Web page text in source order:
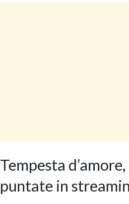
Tempesta
puntate in